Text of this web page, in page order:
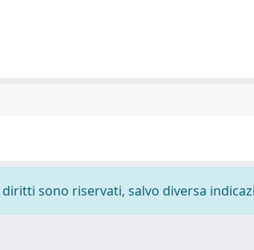
sono riservati, salvo diversa